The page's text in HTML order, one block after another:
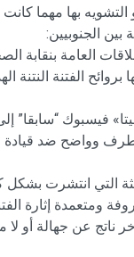
بها مهما كانت
الجنوبيين:
العامة بنقابة
الفتنة النتنة
فيسبوك “سابقا”
وواضح ضد قيادة
التي انتشرت بشكل
ومتعمدة إثارة
ناتج عن جهالة أو لا